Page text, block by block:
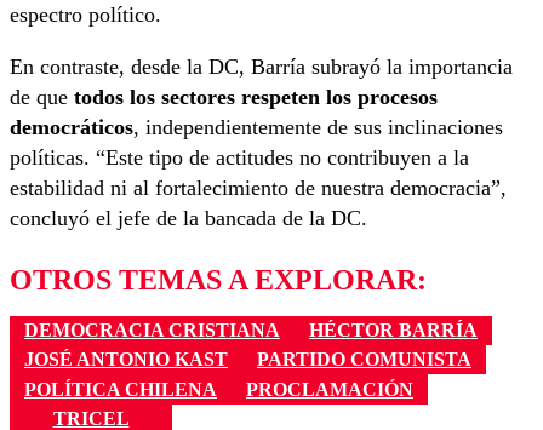
espectro político.
En contraste, desde la DC, Barría subrayó la importancia
de que todos los sectores respeten los procesos
democráticos, independientemente de sus inclinaciones
políticas. “Este tipo de actitudes no contribuyen a la
estabilidad ni al fortalecimiento de nuestra democracia”,
concluyó el jefe de la bancada de la DC.
OTROS TEMAS A EXPLORAR:
DEMOCRACIA CRISTIANA
HÉCTOR BARRÍA
JOSÉ ANTONIO KAST
PARTIDO COMUNISTA
POLÍTICA CHILENA
PROCLAMACIÓN
TRICEL